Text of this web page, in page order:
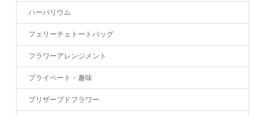
ハーバリウム
フェリーチェトートバッグ
フラワーアレンジメント
プライベート・趣味
プリザーブドフラワー